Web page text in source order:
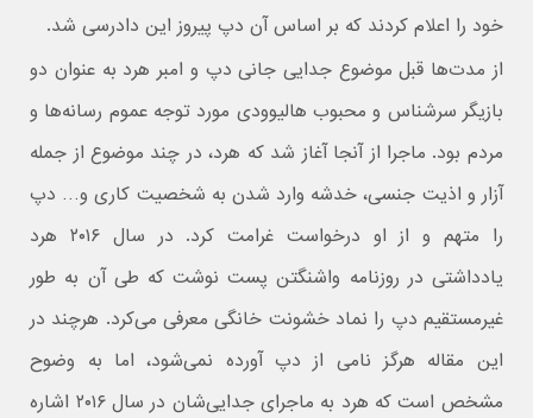
خود را اعلام کردند که بر اساس آن دپ پیروز این دادرسی شد.
از مدت‌ها قبل موضوع جدایی جانی دپ و امبر هرد به عنوان دو
بازیگر سرشناس و محبوب هالیوودی مورد توجه عموم رسانه‌ها و
مردم بود. ماجرا از آنجا آغاز شد که هرد، در چند موضوع از جمله
آزار و اذیت جنسی، خدشه وارد شدن به شخصیت کاری و… دپ
را متهم و از او درخواست غرامت کرد. در سال ۲۰۱۶ هرد
یادداشتی در روزنامه واشنگتن پست نوشت که طی آن به طور
غیرمستقیم دپ را نماد خشونت خانگی معرفی می‌کرد. هرچند در
این مقاله هرگز نامی از دپ آورده نمی‌شود، اما به وضوح
مشخص است که هرد به ماجرای جدایی‌شان در سال ۲۰۱۶ اشاره